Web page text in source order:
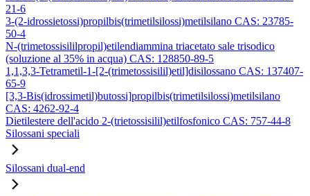
21-6
3-(2-idrossietossi)propilbis(trimetilsilossi)metilsilano CAS: 23785-
50-4
N-(trimetossisililpropil)etilendiammina triacetato sale trisodico
(soluzione al 35% in acqua) CAS: 128850-89-5
1,1,3,3-Tetrametil-1-[2-(trimetossisilil)etil]disilossano CAS: 137407-
65-9
[3,3-Bis(idrossimetil)butossi]propilbis(trimetilsilossi)metilsilano
CAS: 4262-92-4
Dietilestere dell'acido 2-(trietossisilil)etilfosfonico CAS: 757-44-8
Silossani speciali
Silossani dual-end